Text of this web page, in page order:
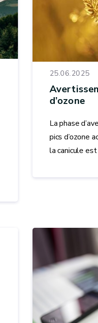
25.06.2025
d’ozone
La phase
pics d’ozone
la canicule